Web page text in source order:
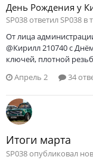
День Рождения у
SP038 ответил SP038 в
От лица
@Кирилл 210740 с
ключей, плотной
Апрель 2
34
Итоги марта
SP038 опубликовал